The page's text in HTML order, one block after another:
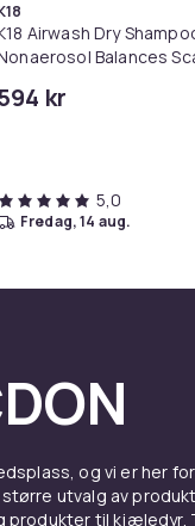
Airwash Dry
Balances
kr
5,0
fredag, 14 aug.
og vi er her
utvalg av
produkter til